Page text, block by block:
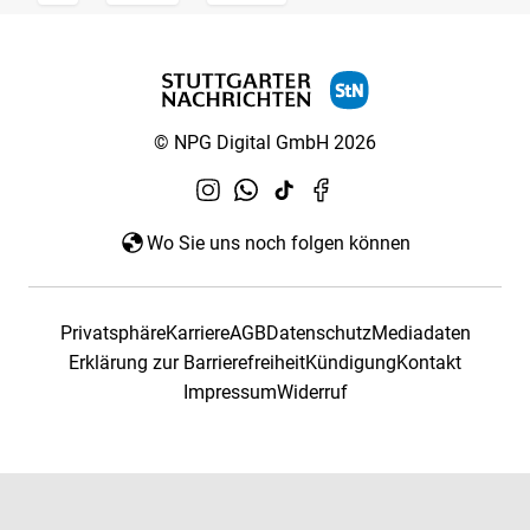
© NPG Digital GmbH 2026
Wo Sie uns noch folgen können
PrivatsphäreKarriereAGBDatenschutzMediadaten
Erklärung zur BarrierefreiheitKündigungKontakt
ImpressumWiderruf